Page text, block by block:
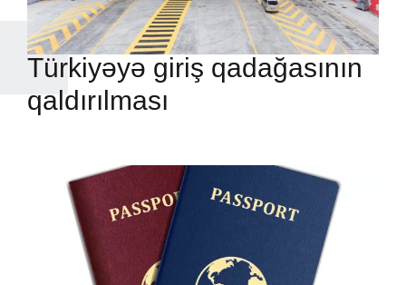
Türkiyəyə giriş qadağasının
qaldırılması